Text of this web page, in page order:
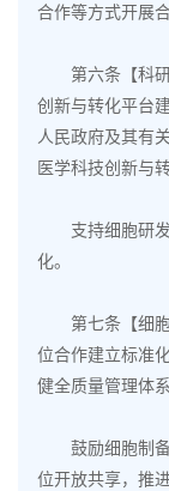
合作等方式开展
第六条【科研
创新与转化平台
人民政府及其有
医学科技创新与
支持细胞研发
化。
第七条【细胞
位合作建立标准
健全质量管理体系
鼓励细胞制备
位开放共享，推